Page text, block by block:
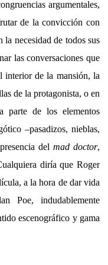
argumentales,
de la convicción con
necesidad de todos sus
las conversaciones que
interior de la mansión, la
de la protagonista, o en
parte de los elementos
–pasadizos, nieblas,
del mad doctor,
diría que Roger
a la hora de dar vida
Poe, indudablemente
escenográfico y gama